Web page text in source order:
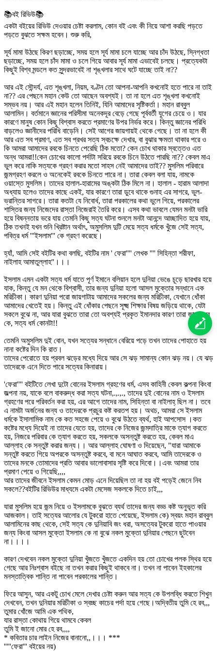
📚বই রিভিউ📚
একটা বইয়ের রিভিউ দেওয়ার চেষ্টা করলাম, কোন বই এবং কী নিয়ে আশা করছি পড়তে
পড়তে বুঝতে সক্ষম হবেন। শুরু করি,
সূর্য মামা উঠছে কিরণ ছড়াচ্ছে, সময় হলে সূর্য মামা চলে যাচ্ছে আর চাঁদ উঠছে, স্নিগ্ধতা
ছড়াচ্ছে, সময় হলে চাঁদ মামা ও চলে গিয়ে আবার সূর্য মামা এভাবেই চলছে। প্রত্যেকটা
কিছুই বিশ্ব মন্ডলে কত সুন্দরভাবেই না শৃঙ্খলার সাথে ঘটে যাচ্ছে তাই না??
আর এই সৌন্দর্য, এত শৃঙ্খলা, নিয়ম, বণ্টন তো আপনা-আপনি কখনোই হতে পারে না তাই
না?? এর পেছনে মহান কেউ তো আছেন অবশ্যই। তা না হলে এত শৃঙ্খলা কখনোই
সম্ভব নয়। আর এই মহান হলেন তিনিই, যিনি আমাদের সৃষ্টিকর্তা। মহান রাব্বুল
আলামিন। বর্তমানে জ্ঞানের পরিসীমা অনেকদূর বেড়ে গেছে পূর্ববর্তী যুগের চেয়ে ও। যার
কারণে মানুষ কোন কিছু বিশ্বাস করতে প্রমাণের উপর নির্ভর করে। কিন্তু জ্ঞানের পরিধি
বাড়লেও জ্ঞানীদের পরিধি বাড়েনি। সেই আগের জায়গায়ই থেকে গেছে। তা না হলে কী
আর এত সব প্রমাণ, এত সব প্রখর সত্য স্বচক্ষে দেখার, বা বুঝার ক্ষমতা থাকার পরে ও
কি আমরা আমাদের রবকে চিনতে পেরেছি ঠিক মতো? কেন চোখ থাকার স্বত্তেও এত
অন্ধ আমরা!!কেন চোখের কালো পর্দাটা সরিয়ে রবকে চিনে উঠতে পারছি না?? কেবল মাএ
ভুল করে নাকি সত্যকে গ্রহণ করার মতো সাহস নেই আমাদের তাই?? মুসলিম পরিবারে
জন্মগ্রহণ করলে ও অনেকেই রবকে চিনতে পারে না। তারা কেবল বলা যায়, নামকে
ওয়াস্তে মুসলিম। তাদের হালাল-হারামের অঙ্কটা ঠিক মিলে না। হালাল - হারাম আলাদা
অধ্যায় হলেও তাদের কাছে একই, যার কারণে তারা ডুবে থাকে গুনাহ এর সাগরে, ভুল-
ভ্রান্তির সাগরে। তারা কতটা যে নিবোর্ধ, তারা পরকালের কথা ভুলে গিয়ে, পরকালের
শাস্তির জন্য নিজেদের রাস্তা নিজেরাই তৈরি করে। এসব কথা ভাবলে যেমন মনটা ভারি
হয়ে বিষন্নতায় ভরে যায় তেমনি কিছু সত্য ঘটনা শুনলে মনটা আনন্দে আচ্ছাদিত হয়ে যায়,
ঠিক তখনই যখন শুনি খ্রিষ্টান অর্থাৎ, অমুসলিম দুটি মেয়ে সত্য ধর্মকে খুঁজে সেই সত্য,
পবিত্র ধর্ম '''ইসলাম''' কে গ্রহণ করেছে।
হ্যাঁ, আমি সেই বইটির কথা বলছি, বইটির নাম ' ফেরা'''' লেখক '''' সিহিন্তা শরীফা,
নাইলাহ আমাতুল্লাহ''।।।
ইসলাম এমন একটা সত্য ধর্ম যাতে পূর্ণ ইমানে বলিয়ান হলে দুনিয়া ভেঙে চূড়ে ছারখার হয়ে
যাক, কিন্তু যে মন থেকে বিশ্বাসী, তার জন্য দুনিয়া হলো আসল মুক্তোর সন্ধানে এক
মরিচীকা। কারণ দুনিয়া পরো জায়গাটায় আমাদের সকলের জন্য মরিচীকা, যেখানে ধোঁকা
আমাদের খেতেই হয়। কিন্তু এই ধোঁকার পেছনে সূক্ষ্ম শিক্ষার বিষয় জড়িয়ে থাকে, যেটা
সকলে বুঝে না, আর যারা বুঝতে তারা তো অবশ্যই প্রকৃত ইমানদার কারণ তারা জানে, রব
কে, সত্য ধর্ম কোনটা!!
তেমনি অমুসলিম দুই বোন, যখন সত্যের সন্ধানে বেরিয়ে পড়ে তখন তাদের পোহাতে হয়
নানা কষ্টের দিন কি রাত।
তাদের পেরোতে হয় প্রবল ঝড়ের মধ্যে দিয়ে আর সে ঝড় সামান্য কোন ঝড় নয়। যে ঝড়
তাদেরকে এনে দিতে পারে সত্যের কিনারায়।
'ফেরা'''' বইটিতে লেখা দুটো বোনের ইসলাম গ্রহণের ধর্ম, এসব কাহিনী কেবল কল্পনা কিংবা
জল্পনা নয়, যাকে বলে বাকরুদ্ধ করা সত্য ঘটনা,.,.,., তাদের দুই বোনের নাম ও ইসলাম
গ্রহণের পরে পরিবর্তন করা হয়, এর আগে তাদের নাম, সিহিন্তা বা নাইলাহ্ ছিল না। তবে
এ নামটা অর্জনের জন্য ও তাদেরকে প্রচুর কষ্ট করতপ হয়। অথচ, আমরা সে ইসলাম
ধর্মকে ইসালামিক নাম কে কত সহজে পেয়ে ও বুঝে উঠতে ব্যর্থ, হাই আপসোস ।কত
কষ্টের মধ্যে দিয়েই না তাদের যেতে হয়, তাদের কে নিজের জন্মদাত্রি মাকে ত্যাগ করতে
হয়, নিজরে পরিবার কে ত্যাগ করতে হয়, সকলকে অসন্তুষ্ট করতে হয়, কেবল মাএ
আল্লাহ কে সন্তুষ্ট করার জন্য।। আর আল্লাহ ঘোষণা ও দিয়েছেন, "যারা আমাকে
সন্তুষ্ট করতে গিয়ে অপরকে অসন্তুষ্ট করবে, বা মনে আঘাত করবে, আমি তাদেরকে ও
তাদের মনকে তোমাদের প্রতি আবার ভালোবাসার সৃষ্টি করে দিবো।।এবং আমরা তার
প্রমাণ পেয়ে ও গিয়েছি,,,,
আর তাদের জীবনে ইসলাম কেমন মোড় এনে দিয়েছিল তা না হয় বই পড়েই জেনে নিব
সকলে??বইটির রিভিউর মাধ্যমে একটা মেসেজ সকলকে দিতে চাই,,,
যারা মুসলিম হয়ে জন্ম নিয়ে ও ইসলামকে বুঝতে ব্যর্থ তাদের জন্য বড্ড কষ্ট অনুভূত করি
আজকাল। তাই সত্যের আলোর যে টুকরো হাতে পেয়েছে, ইসলাম কে) স্বয়ং মহান রাব্বুল
আলামিনের কাছ থেকে, সেই সত্য কে দুনিয়াবি জং ধরা, অসত্যের টুকরো হাতে পাওয়ার
জন্য কিংবা আসল মুক্তো ইসলাম কে না বুঝে নকল মুক্তো দুনিয়ার পেছনে ছুটবেন
না।।।।
কারণ দেখবেন নকল মুক্তো দুনিয়া খুঁজতে খুঁজতে একদিন হয় তো চোখের পলক স্থির হয়ে
গেছে আর নিঃশ্বাস বইছে না তখন করার কিছুই থাকবে না। তখন না পাবেন ইহকালের
মনস্তাত্বিক শান্তি না পাবেন পরকালের শান্তি।
ফিরে আসুন, আর একটু চোখ মেলে দেখার চেষ্টা করুন আর সত্য কে উপলব্ধি করতে শিখুন
দেখবেন, তখন দুনিয়ার মরিচীকা ও স্বচ্ছ কাচের পর্দা হয়ে গেছে।অদ্বিতীয় তুমি হে রব,,,
তুমার খোঁজে আমি এক পথিক,
যার রাস্তা কোথায় গিয়ে থামবে কেবল
তুমি ই জানো মোর হে রব,,,,
* কবিতার চার লাইন নিজের বানানো,,।।। ***
'''''ফেরা''' বইয়ের নয়)